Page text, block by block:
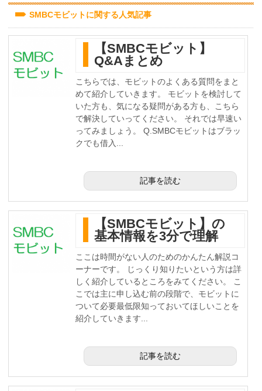
SMBCモビットに関する人気記事
【SMBCモビット】
Q&Aまとめ
こちらでは、モビットのよくある質問をまと
めて紹介していきます。 モビットを検討して
いた方も、気になる疑問がある方も、こちら
で解決していってください。 それでは早速い
ってみましょう。 Q.SMBCモビットはブラッ
クでも借入...
記事を読む
【SMBCモビット】の
基本情報を3分で理解
ここは時間がない人のためのかんたん解説コ
ーナーです。 じっくり知りたいという方は詳
しく紹介しているところをみてください。 こ
こでは主に申し込む前の段階で、モビットに
ついて必要最低限知っておいてほしいことを
紹介していきます...
記事を読む